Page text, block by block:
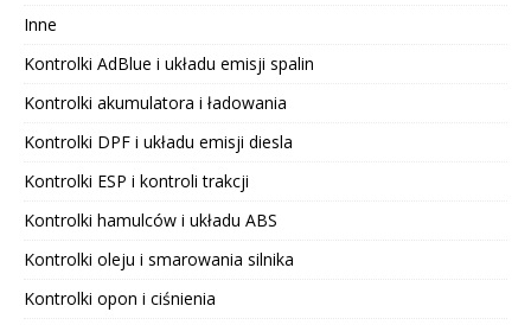
Inne
Kontrolki AdBlue i układu emisji spalin
Kontrolki akumulatora i ładowania
Kontrolki DPF i układu emisji diesla
Kontrolki ESP i kontroli trakcji
Kontrolki hamulców i układu ABS
Kontrolki oleju i smarowania silnika
Kontrolki opon i ciśnienia